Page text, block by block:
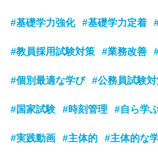
#基礎学力強化 #基礎学力定着
#教員採用試験対策 #業務改善
#個別最適な学び #公務員試験
#国家試験 #時刻管理 #自ら学
#実践動画 #主体的 #主体的な